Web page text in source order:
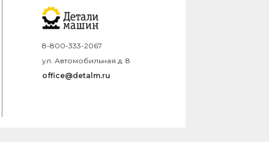
8-800-333-2067
ул. Автомобильная д. 8
office@detalm.ru